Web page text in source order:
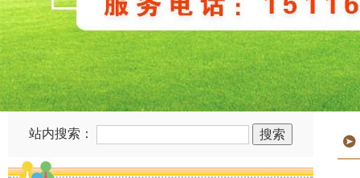
站内搜索：